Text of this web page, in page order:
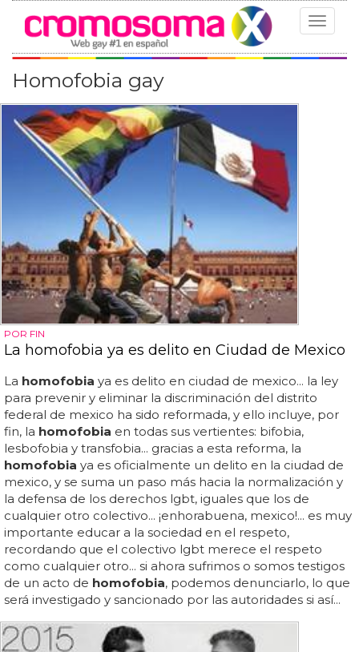
Toggle
Homofobia gay
POR FIN
La homofobia ya es delito en Ciudad de Mexico
La homofobia ya es delito en ciudad de mexico... la ley
para prevenir y eliminar la discriminación del distrito
federal de mexico ha sido reformada, y ello incluye, por
fin, la homofobia en todas sus vertientes: bifobia,
lesbofobia y transfobia... gracias a esta reforma, la
homofobia ya es oficialmente un delito en la ciudad de
mexico, y se suma un paso más hacia la normalización y
la defensa de los derechos lgbt, iguales que los de
cualquier otro colectivo... ¡enhorabuena, mexico!... es muy
importante educar a la sociedad en el respeto,
recordando que el colectivo lgbt merece el respeto
como cualquier otro... si ahora sufrimos o somos testigos
de un acto de homofobia, podemos denunciarlo, lo que
será investigado y sancionado por las autoridades si así...